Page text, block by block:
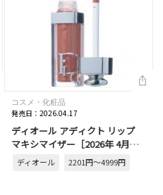
コスメ・化粧品
発売日：2026.04.17
ディオール アディクト リップ
マキシマイザー［2026年 4月発
売］
ディオール 2201円～4999円